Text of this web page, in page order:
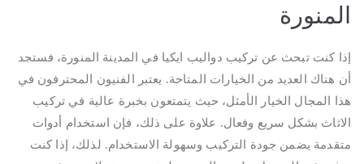
المنورة
إذا كنت تبحث عن تركيب دواليب ايكيا في المدينة المنورة، فستجد
أن هناك العديد من الخيارات المتاحة. يعتبر الفنيون المحترفون في
هذا المجال الخيار الأمثل، حيث يتمتعون بخبرة عالية في تركيب
الاثاث بشكل سريع وفعال. علاوة على ذلك، فإن استخدام أدوات
متقدمة يضمن جودة التركيب وسهولة الاستخدام. لذلك، إذا كنت